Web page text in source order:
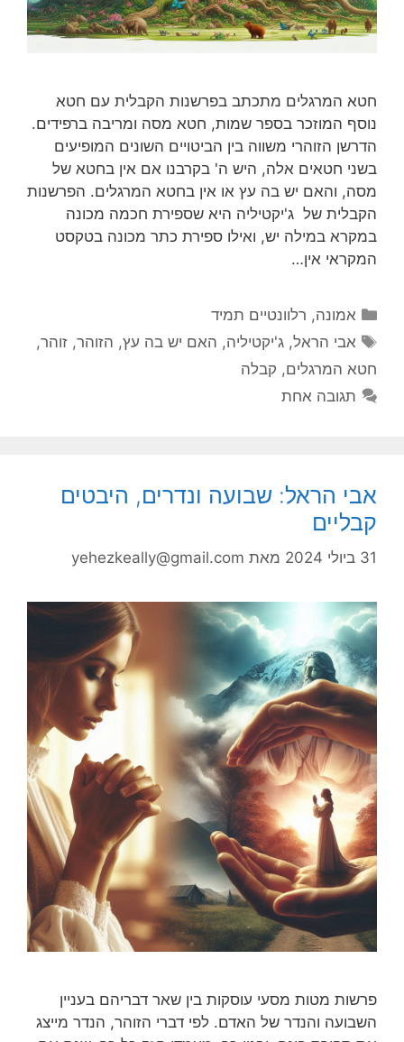
חטא המרגלים מתכתב בפרשנות הקבלית עם חטא
נוסף המוזכר בספר שמות, חטא מסה ומריבה ברפידים.
הדרשן הזוהרי משווה בין הביטויים השונים המופיעים
בשני חטאים אלה, היש ה' בקרבנו אם אין בחטא של
מסה, והאם יש בה עץ או אין בחטא המרגלים. הפרשנות
הקבלית של ג'יקטיליה היא שספירת חכמה מכונה
במקרא במילה יש, ואילו ספירת כתר מכונה בטקסט
המקראי אין…
קטגוריות
אמונה, רלוונטיים תמיד
תגיות
אבי הראל,ג'יקטיליה, האם יש בה עץ, הזוהר,זוהר,
חטא המרגלים, קבלה
תגובה אחת
אבי הראל: שבועה ונדרים, היבטים
קבליים
31 ביולי 2024 מאת yehezkeally@gmail.com
פרשות מטות מסעי עוסקות בין שאר דבריהם בעניין
השבועה והנדר של האדם. לפי דברי הזוהר, הנדר מייצג